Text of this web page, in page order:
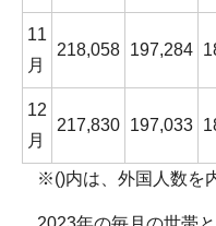
11
月
218,058 197,284
12
月
217,830 197,033
※()内は、外国人数を